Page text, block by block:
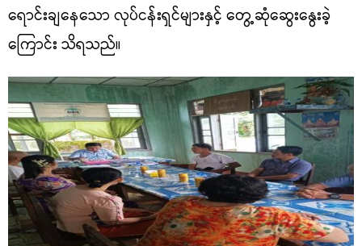
ရောင်းချနေသော လုပ်ငန်းရှင်များနှင့် တွေ့ဆုံဆွေးနွေးခဲ့
ကြောင်း သိရသည်။